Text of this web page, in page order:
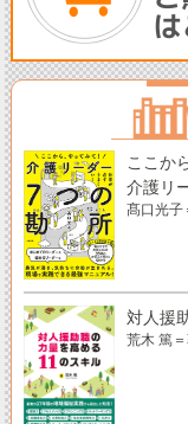
ここか
介護リ
髙口光子
対人援
荒木 篤